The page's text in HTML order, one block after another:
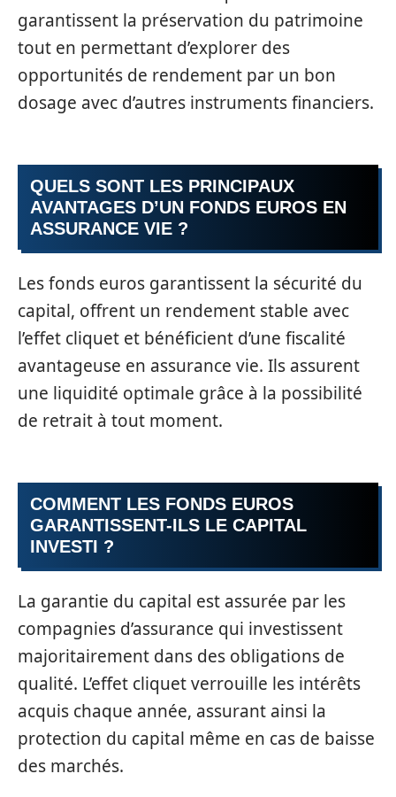
garantissent la préservation du patrimoine
tout en permettant d’explorer des
opportunités de rendement par un bon
dosage avec d’autres instruments financiers.
QUELS SONT LES PRINCIPAUX
AVANTAGES D’UN FONDS EUROS EN
ASSURANCE VIE ?
Les fonds euros garantissent la sécurité du
capital, offrent un rendement stable avec
l’effet cliquet et bénéficient d’une fiscalité
avantageuse en assurance vie. Ils assurent
une liquidité optimale grâce à la possibilité
de retrait à tout moment.
COMMENT LES FONDS EUROS
GARANTISSENT-ILS LE CAPITAL
INVESTI ?
La garantie du capital est assurée par les
compagnies d’assurance qui investissent
majoritairement dans des obligations de
qualité. L’effet cliquet verrouille les intérêts
acquis chaque année, assurant ainsi la
protection du capital même en cas de baisse
des marchés.